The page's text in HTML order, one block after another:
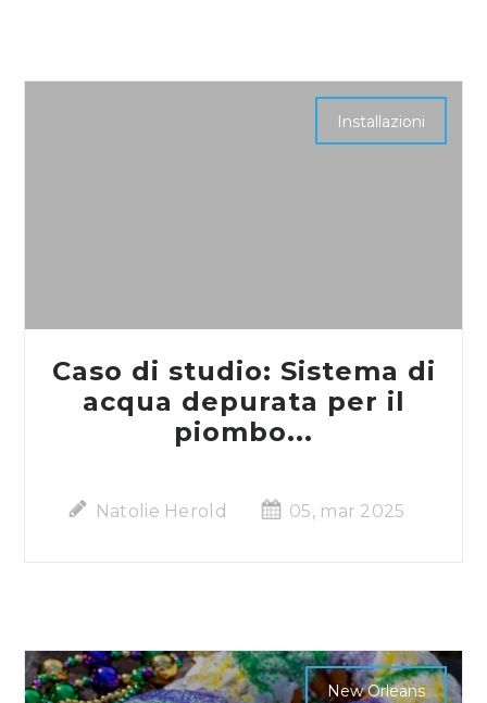
Installazioni
Caso di studio: Sistema di
acqua depurata per il
piombo...
Natolie Herold 05, mar 2025
New Orleans